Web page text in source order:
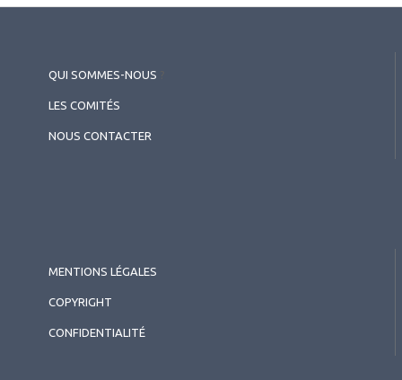
QUI SOMMES-NOUS
LES COMITÉS
NOUS CONTACTER
MENTIONS LÉGALES
COPYRIGHT
CONFIDENTIALITÉ